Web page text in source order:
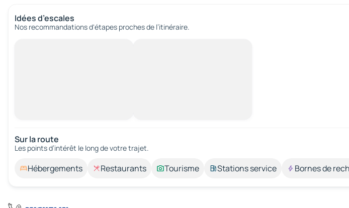
Idées d’escales
Nos recommandations d'étapes proches de l’itinéraire.
Sur la route
Les points d’intérêt le long de votre trajet.
Hébergements Restaurants Tourisme Stations service Bornes de